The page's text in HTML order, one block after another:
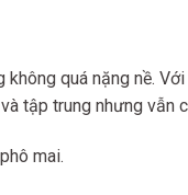
quá nặng nề.
tập trung nhưng vẫn
mai.